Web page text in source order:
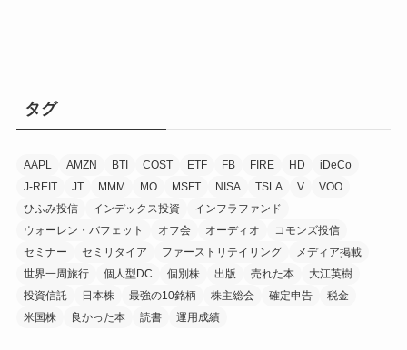
タグ
AAPL AMZN BTI COST ETF FB FIRE HD
iDeCo
J-REIT
JT MMM MO MSFT NISA TSLA V
VOO
ひふみ投信
インデックス投資
インフラファンド
ウォーレン・バフェット
オフ会 オーディオ
コモンズ投信
セミナー
セミリタイア ファーストリテイリング
メディア掲載
世界一周旅行
個人型DC 個別株 出版 売れた本
大江英樹
投資信託
日本株 最強の10銘柄 株主総会 確定申告
税金
米国株
良かった本 読書 運用成績